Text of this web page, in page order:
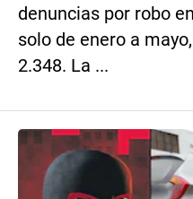
denuncias por robo
solo de enero a
2.348. La ...